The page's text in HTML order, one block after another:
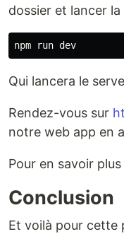
dossier et lancer
Qui lancera le
Rendez-vous sur
notre web app en
Pour en savoir plus
Conclusion
Et voilà pour cette